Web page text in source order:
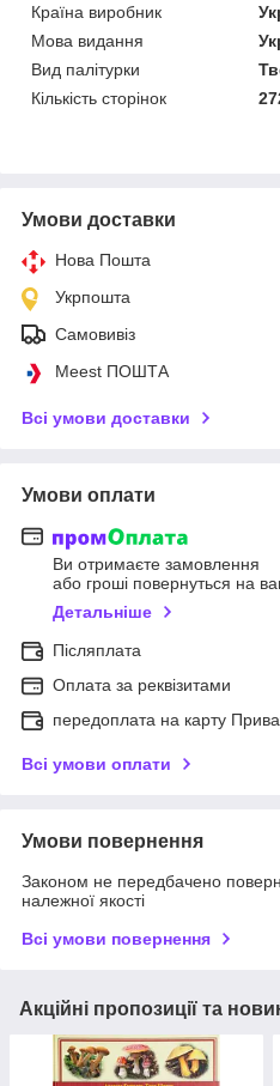
Країна виробник
Мова видання
Вид палітурки
Кількість сторінок
Умови доставки
Нова Пошта
Укрпошта
Самовивіз
Meest ПОШТА
Всі умови доставки
Умови оплати
Ви отримаєте замовлення
або гроші повернуться на
Детальніше
Післяплата
Оплата за реквізитами
передоплата на карту
Всі умови оплати
Умови повернення
Законом не передбачено
належної якості
Всі умови повернення
Акційні пропозиції та